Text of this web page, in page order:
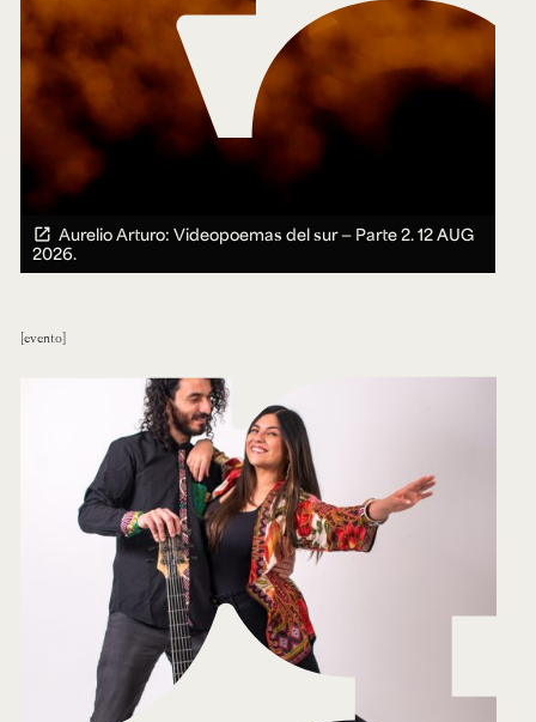
Aurelio Arturo: Videopoemas del sur — Parte 2.12 AUG
2026.
evento